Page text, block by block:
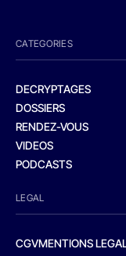
CATEGORIES
DECRYPTAGES
DOSSIERS
RENDEZ-VOUS
VIDEOS
PODCASTS
LEGAL
CGVMENTIONS